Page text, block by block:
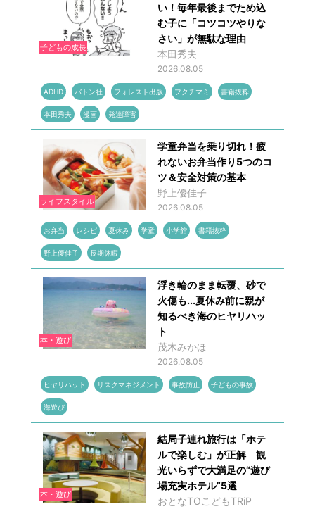
子どもの成長
い！毎年最後までため込
む子に「コツコツやりな
さい」が無駄な理由
本田秀夫
2026.08.05
ADHD バトン社 フォレスト出版 フクチマミ 書籍抜粋
本田秀夫 漫画 発達障害
ライフスタイル
学童弁当を乗り切れ！疲
れないお弁当作り5つのコ
ツ＆安全対策の基本
野上優佳子
2026.08.05
お弁当 レシピ 夏休み 学童 小学館 書籍抜粋
野上優佳子 長期休暇
本・遊び
浮き輪のまま転覆、砂で
火傷も...夏休み前に親が
知るべき海のヒヤリハッ
ト
茂木みかほ
2026.08.05
ヒヤリハット リスクマネジメント 事故防止 子どもの事故
海遊び
本・遊び
結局子連れ旅行は「ホテ
ルで楽しむ」が正解 観
光いらずで大満足の“遊び
場充実ホテル”5選
おとなTOこどもTRiP